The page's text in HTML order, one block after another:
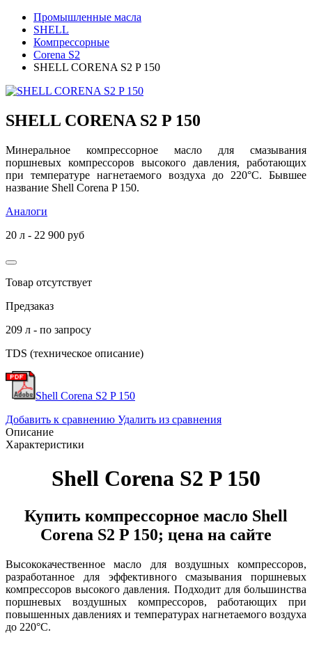
Промышленные масла
SHELL
Компрессорные
Corena S2
SHELL CORENA S2 P 150
SHELL CORENA S2 P 150
Минеральное компрессорное масло для смазывания
поршневых компрессоров высокого давления, работающих
при температуре нагнетаемого воздуха до 220°C. Бывшее
название Shell Corena P 150.
Аналоги
20 л - 22 900 руб
Товар отсутствует
Предзаказ
209 л - по запросу
TDS (техническое описание)
Shell Corena S2 P 150
Добавить к сравнению Удалить из сравнения
Описание
Характеристики
Shell Corena S2 P 150
Купить компрессорное масло Shell
Corena S2 P 150; цена на сайте
Высококачественное масло для воздушных компрессоров,
разработанное для эффективного смазывания поршневых
компрессоров высокого давления. Подходит для большинства
поршневых воздушных компрессоров, работающих при
повышенных давлениях и температурах нагнетаемого воздуха
до 220°C.